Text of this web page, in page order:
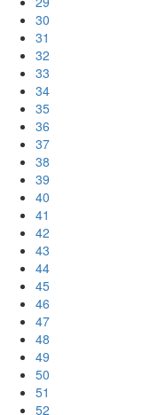
30
31
32
33
34
35
36
37
38
39
40
41
42
43
44
45
46
47
48
49
50
51
52